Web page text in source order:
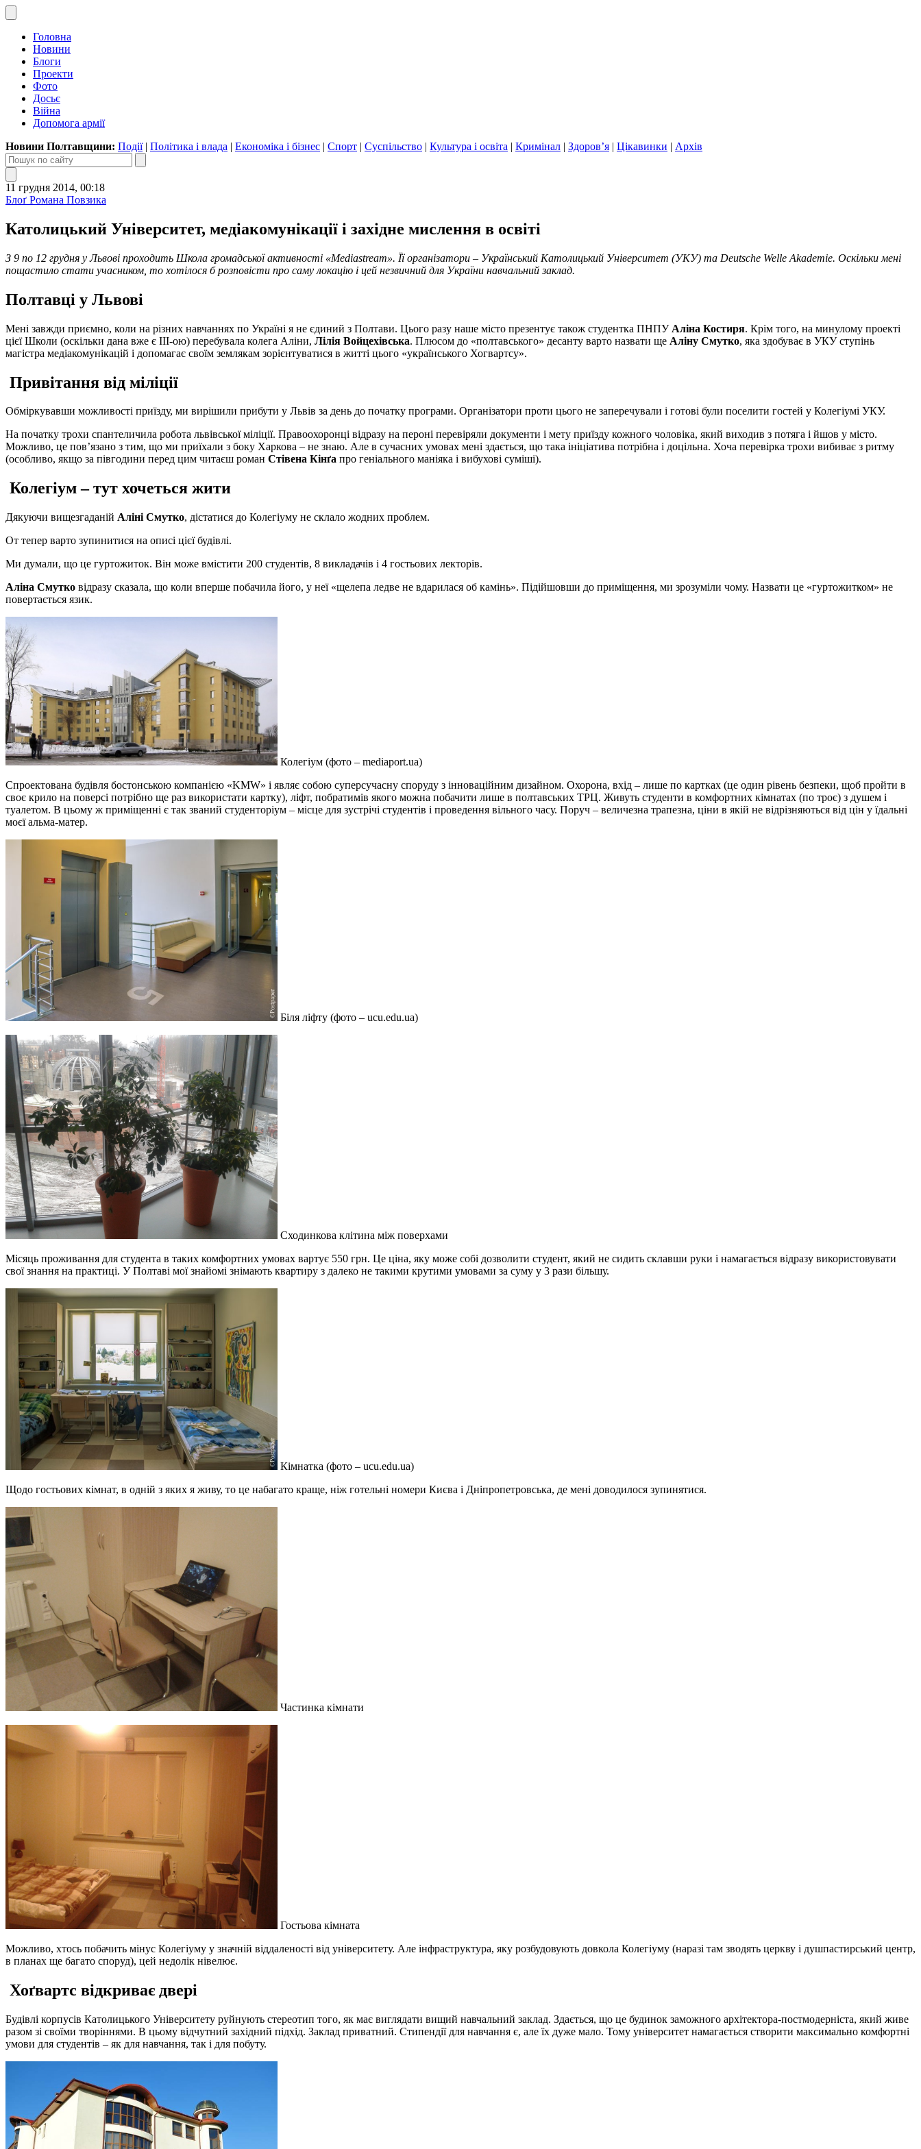
Головна
Новини
Блоги
Проекти
Фото
Досьє
Війна
Допомога армії
Новини Полтавщини: Події| Політика і влада | Економіка і бізнес | Спорт | Суспільство | Культура і освіта | Кримінал | Здоров’я | Цікавинки | Архів
11 грудня 2014, 00:18
Блоґ Романа Повзика
Католицький Університет, медіакомунікації і західне мислення в освіті
З 9 по 12 грудня у Львові проходить Школа громадської активності «Mediastream». Її організатори – Український Католицький Університет (УКУ) та Deutsche Welle Akademie. Оскільки мені
пощастило стати учасником, то хотілося б розповісти про саму локацію і цей незвичний для України навчальний заклад.
Полтавці у Львові
Мені завжди приємно, коли на різних навчаннях по Україні я не єдиний з Полтави. Цього разу наше місто презентує також студентка ПНПУ Аліна Костиря. Крім того, на минулому проекті
цієї Школи (оскільки дана вже є III-ою) перебувала колега Аліни, Лілія Войцехівська. Плюсом до «полтавського» десанту варто назвати ще Аліну Смутко, яка здобуває в УКУ ступінь
магістра медіакомунікацій і допомагає своїм землякам зорієнтуватися в житті цього «українського Хогвартсу».
Привітання від міліції
Обміркувавши можливості приїзду, ми вирішили прибути у Львів за день до початку програми. Організатори проти цього не заперечували і готові були поселити гостей у Колегіумі УКУ.
На початку трохи спантеличила робота львівської міліції. Правоохоронці відразу на пероні перевіряли документи і мету приїзду кожного чоловіка, який виходив з потяга і йшов у місто.
Можливо, це пов’язано з тим, що ми приїхали з боку Харкова – не знаю. Але в сучасних умовах мені здається, що така ініціатива потрібна і доцільна. Хоча перевірка трохи вибиває з ритму
(особливо, якщо за півгодини перед цим читаєш роман Стівена Кінґа про геніального маніяка і вибухові суміші).
Колегіум – тут хочеться жити
Дякуючи вищезгаданій Аліні Смутко, дістатися до Колегіуму не склало жодних проблем.
От тепер варто зупинитися на описі цієї будівлі.
Ми думали, що це гуртожиток. Він може вмістити 200 студентів, 8 викладачів і 4 гостьових лекторів.
Аліна Смутко відразу сказала, що коли вперше побачила його, у неї «щелепа ледве не вдарилася об камінь». Підійшовши до приміщення, ми зрозуміли чому. Назвати це «гуртожитком» не
повертається язик.
Колегіум (фото – mediaport.ua)
Спроектована будівля бостонською компанією «KMW» і являє собою суперсучасну споруду з інноваційним дизайном. Охорона, вхід – лише по картках (це один рівень безпеки, щоб пройти в
своє крило на поверсі потрібно ще раз використати картку), ліфт, побратимів якого можна побачити лише в полтавських ТРЦ. Живуть студенти в комфортних кімнатах (по троє) з душем і
туалетом. В цьому ж приміщенні є так званий студенторіум – місце для зустрічі студентів і проведення вільного часу. Поруч – величезна трапезна, ціни в якій не відрізняються від цін у їдальні
моєї альма-матер.
Біля ліфту (фото – ucu.edu.ua)
Сходинкова клітина між поверхами
Місяць проживання для студента в таких комфортних умовах вартує 550 грн. Це ціна, яку може собі дозволити студент, який не сидить склавши руки і намагається відразу використовувати
свої знання на практиці. У Полтаві мої знайомі знімають квартиру з далеко не такими крутими умовами за суму у 3 рази більшу.
Кімнатка (фото – ucu.edu.ua)
Щодо гостьових кімнат, в одній з яких я живу, то це набагато краще, ніж готельні номери Києва і Дніпропетровська, де мені доводилося зупинятися.
Частинка кімнати
Гостьова кімната
Можливо, хтось побачить мінус Колегіуму у значній віддаленості від університету. Але інфраструктура, яку розбудовують довкола Колегіуму (наразі там зводять церкву і душпастирський центр,
в планах ще багато споруд), цей недолік нівелює.
Хоґвартс відкриває двері
Будівлі корпусів Католицького Університету руйнують стереотип того, як має виглядати вищий навчальний заклад. Здається, що це будинок заможного архітектора-постмодерніста, який живе
разом зі своїми творіннями. В цьому відчутний західний підхід. Заклад приватний. Стипендії для навчання є, але їх дуже мало. Тому університет намагається створити максимально комфортні
умови для студентів – як для навчання, так і для побуту.